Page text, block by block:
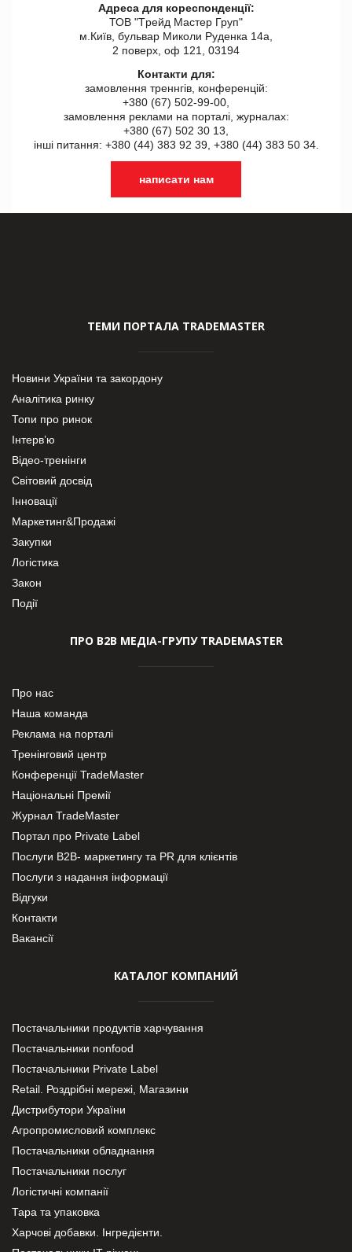
Адреса для кореспонденції:
ТОВ "Tрейд Мастер Груп"
м.Київ, бульвар Миколи Руденка 14а,
2 поверх, оф 121, 03194
Контакти для:
замовлення треннгів, конференцій:
+380 (67) 502-99-00,
замовлення реклами на порталі, журналах:
+380 (67) 502 30 13,
інші питання: +380 (44) 383 92 39, +380 (44) 383 50 34.
написати нам
ТЕМИ ПОРТАЛА TRADEMASTER
Новини України та закордону
Аналітика ринку
Топи про ринок
Інтерв’ю
Відео-тренінги
Світовий досвід
Інновації
Маркетинг&Продажі
Закупки
Логістика
Закон
Події
ПРО В2В МЕДІА-ГРУПУ TRADEMASTER
Про нас
Наша команда
Реклама на порталі
Тренінговий центр
Конференції TradeMaster
Національні Премії
Журнал TradeMaster
Портал про Private Label
Послуги В2В- маркетингу та PR для клієнтів
Послуги з надання інформації
Відгуки
Контакти
Вакансії
КАТАЛОГ КОМПАНИЙ
Постачальники продуктів харчування
Постачальники nonfood
Постачальники Private Label
Retail. Роздрібні мережі, Магазини
Дистрибутори України
Агропромисловий комплекс
Постачальники обладнання
Постачальники послуг
Логістичні компанії
Тара та упаковка
Харчові добавки. Інгредієнти.